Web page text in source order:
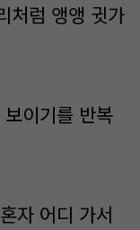
처럼 앵앵 귓가
이기를 반복
자 어디 가서